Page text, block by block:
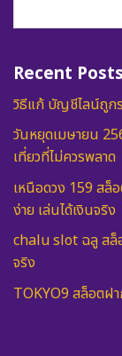
Recent Posts
วิธีแก้ บัญชีไลน์ถูก
วันหยุดเมษายน
เที่ยวที่ไม่ควรพลาด
เหนือดวง 159 สล็
ง่าย เล่นได้เงินจริง
chalu slot ฉลู สล็
จริง
TOKYO9 สล็อตฝา